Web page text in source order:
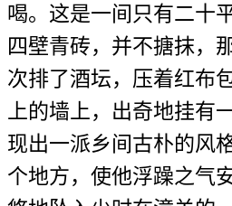
喝。这是一间只有二十
四壁青砖，并不搪抹，
次排了酒坛，压着红布
上的墙上，出奇地挂有
现出一派乡间古朴的风
个地方，使他浮躁之气